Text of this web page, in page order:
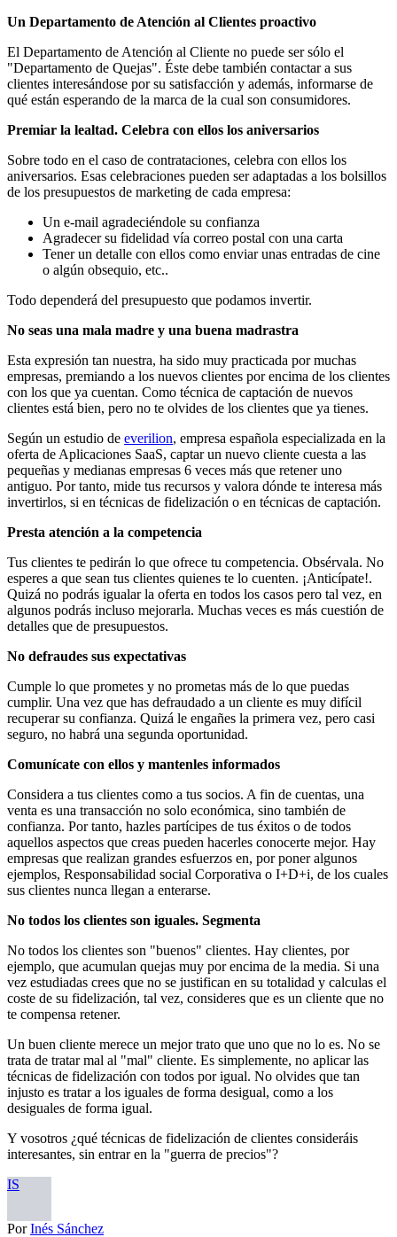
Un Departamento de Atención al Clientes proactivo
El Departamento de Atención al Cliente no puede ser sólo el
"Departamento de Quejas". Éste debe también contactar a sus
clientes interesándose por su satisfacción y además, informarse de
qué están esperando de la marca de la cual son consumidores.
Premiar la lealtad. Celebra con ellos los aniversarios
Sobre todo en el caso de contrataciones, celebra con ellos los
aniversarios. Esas celebraciones pueden ser adaptadas a los bolsillos
de los presupuestos de marketing de cada empresa:
Un e-mail agradeciéndole su confianza
Agradecer su fidelidad vía correo postal con una carta
Tener un detalle con ellos como enviar unas entradas de cine
o algún obsequio, etc..
Todo dependerá del presupuesto que podamos invertir.
No seas una mala madre y una buena madrastra
Esta expresión tan nuestra, ha sido muy practicada por muchas
empresas, premiando a los nuevos clientes por encima de los clientes
con los que ya cuentan. Como técnica de captación de nuevos
clientes está bien, pero no te olvides de los clientes que ya tienes.
Según un estudio de everilion, empresa española especializada en la
oferta de Aplicaciones SaaS, captar un nuevo cliente cuesta a las
pequeñas y medianas empresas 6 veces más que retener uno
antiguo. Por tanto, mide tus recursos y valora dónde te interesa más
invertirlos, si en técnicas de fidelización o en técnicas de captación.
Presta atención a la competencia
Tus clientes te pedirán lo que ofrece tu competencia. Obsérvala. No
esperes a que sean tus clientes quienes te lo cuenten. ¡Anticípate!.
Quizá no podrás igualar la oferta en todos los casos pero tal vez, en
algunos podrás incluso mejorarla. Muchas veces es más cuestión de
detalles que de presupuestos.
No defraudes sus expectativas
Cumple lo que prometes y no prometas más de lo que puedas
cumplir. Una vez que has defraudado a un cliente es muy difícil
recuperar su confianza. Quizá le engañes la primera vez, pero casi
seguro, no habrá una segunda oportunidad.
Comunícate con ellos y mantenles informados
Considera a tus clientes como a tus socios. A fin de cuentas, una
venta es una transacción no solo económica, sino también de
confianza. Por tanto, hazles partícipes de tus éxitos o de todos
aquellos aspectos que creas pueden hacerles conocerte mejor. Hay
empresas que realizan grandes esfuerzos en, por poner algunos
ejemplos, Responsabilidad social Corporativa o I+D+i, de los cuales
sus clientes nunca llegan a enterarse.
No todos los clientes son iguales. Segmenta
No todos los clientes son "buenos" clientes. Hay clientes, por
ejemplo, que acumulan quejas muy por encima de la media. Si una
vez estudiadas crees que no se justifican en su totalidad y calculas el
coste de su fidelización, tal vez, consideres que es un cliente que no
te compensa retener.
Un buen cliente merece un mejor trato que uno que no lo es. No se
trata de tratar mal al "mal" cliente. Es simplemente, no aplicar las
técnicas de fidelización con todos por igual. No olvides que tan
injusto es tratar a los iguales de forma desigual, como a los
desiguales de forma igual.
Y vosotros ¿qué técnicas de fidelización de clientes consideráis
interesantes, sin entrar en la "guerra de precios"?
IS
PorInés Sánchez